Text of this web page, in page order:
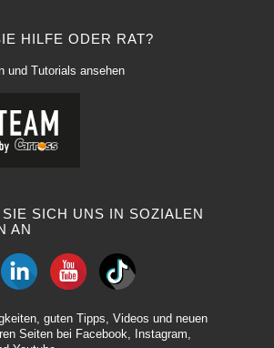
HILFE ODER RAT?
und Tutorials ansehen
SICH UNS IN SOZIALEN
AN
guten Tipps, Videos und neuen
Seiten bei Facebook, Instagram,